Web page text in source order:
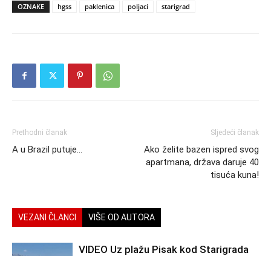
OZNAKE hgss paklenica poljaci starigrad
Prethodni članak
A u Brazil putuje…
Sljedeći članak
Ako želite bazen ispred svog
apartmana, država daruje 40
tisuća kuna!
VEZANI ČLANCI VIŠE OD AUTORA
VIDEO Uz plažu Pisak kod Starigrada